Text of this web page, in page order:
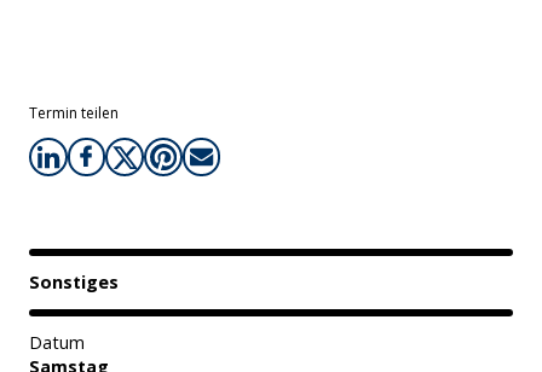
Sonstiges
Datum
Samstag
Termin teilen